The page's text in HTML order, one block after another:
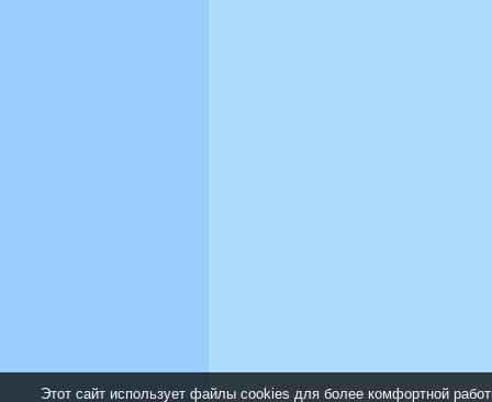
Этот сайт использует файлы cookies для более комфортной